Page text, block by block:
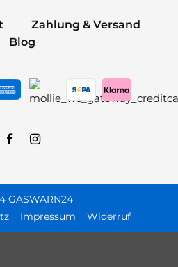
Zahlung & Versand
Blog
GASWARN24
Impressum Widerruf